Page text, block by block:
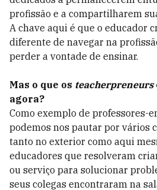
profissão e a compartilharem
A chave aqui é que o educador
diferente de navegar na
perder a vontade de ensinar.
Mas o que os teacherpreneurs
agora?
Como exemplo de professores-
podemos nos pautar por vários
tanto no exterior como aqui
educadores que resolveram
ou serviço para solucionar
seus colegas encontraram na